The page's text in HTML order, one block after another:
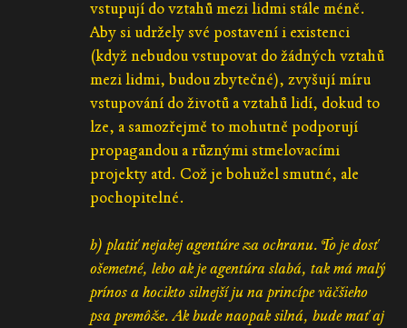
vstupují do vztahů mezi lidmi stále méně.
Aby si udržely své postavení i existenci
(když nebudou vstupovat do žádných vztahů
mezi lidmi, budou zbytečné), zvyšují míru
vstupování do životů a vztahů lidí, dokud to
lze, a samozřejmě to mohutně podporují
propagandou a různými stmelovacími
projekty atd. Což je bohužel smutné, ale
pochopitelné.
b) platiť nejakej agentúre za ochranu. To je dosť
ošemetné, lebo ak je agentúra slabá, tak má malý
prínos a hocikto silnejší ju na princípe väčšieho
psa premôže. Ak bude naopak silná, bude mať aj